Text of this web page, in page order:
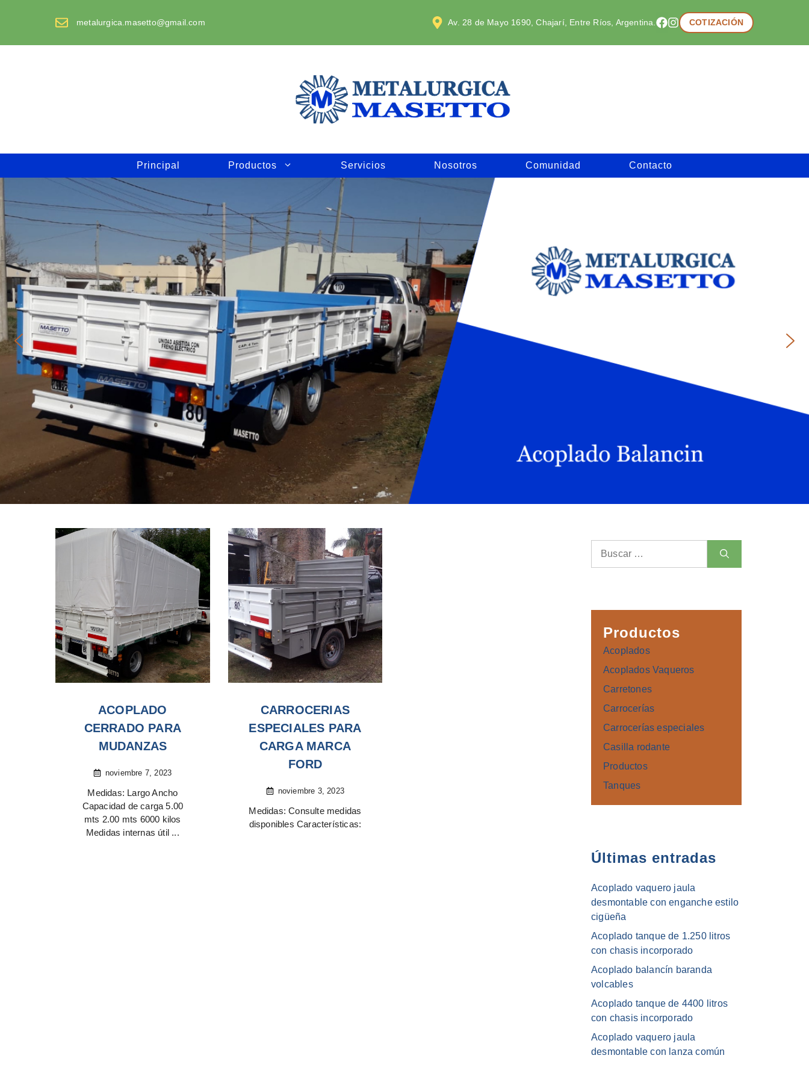
metalurgica.masetto@gmail.com Av. 28 de Mayo 1690, Chajarí, Entre Ríos, Argentina. COTIZACIÓN
Principal Productos Servicios Nosotros Comunidad Contacto
ACOPLADO
CERRADO PARA
MUDANZAS
noviembre 7, 2023
Medidas: Largo Ancho
Capacidad de carga 5.00
mts 2.00 mts 6000 kilos
Medidas internas útil ...
CARROCERIAS
ESPECIALES PARA
CARGA MARCA
FORD
noviembre 3, 2023
Medidas: Consulte medidas
disponibles Características:
Productos
Acoplados
Acoplados Vaqueros
Carretones
Carrocerías
Carrocerías especiales
Casilla rodante
Productos
Tanques
Últimas entradas
Acoplado vaquero jaula
desmontable con enganche estilo
cigüeña
Acoplado tanque de 1.250 litros
con chasis incorporado
Acoplado balancín baranda
volcables
Acoplado tanque de 4400 litros
con chasis incorporado
Acoplado vaquero jaula
desmontable con lanza común